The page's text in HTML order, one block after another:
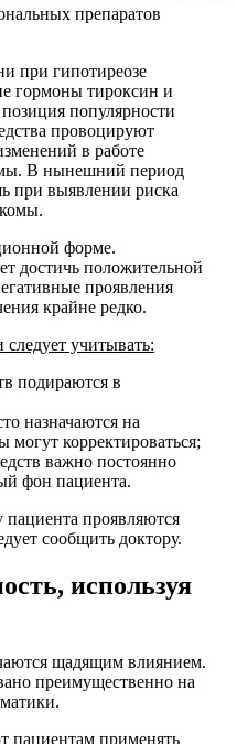
препаратов
при гипотиреозе
гормоны тироксин и
популярности
провоцируют
в работе
В нынешний период
при выявлении риска
форме.
достичь положительной
проявления
крайне редко.
учитывать:
подираются в
назначаются на
могут корректироваться;
важно постоянно
фон пациента.
проявляются
сообщить доктору.
используя
щадящим влиянием.
преимущественно на
пациентам применять